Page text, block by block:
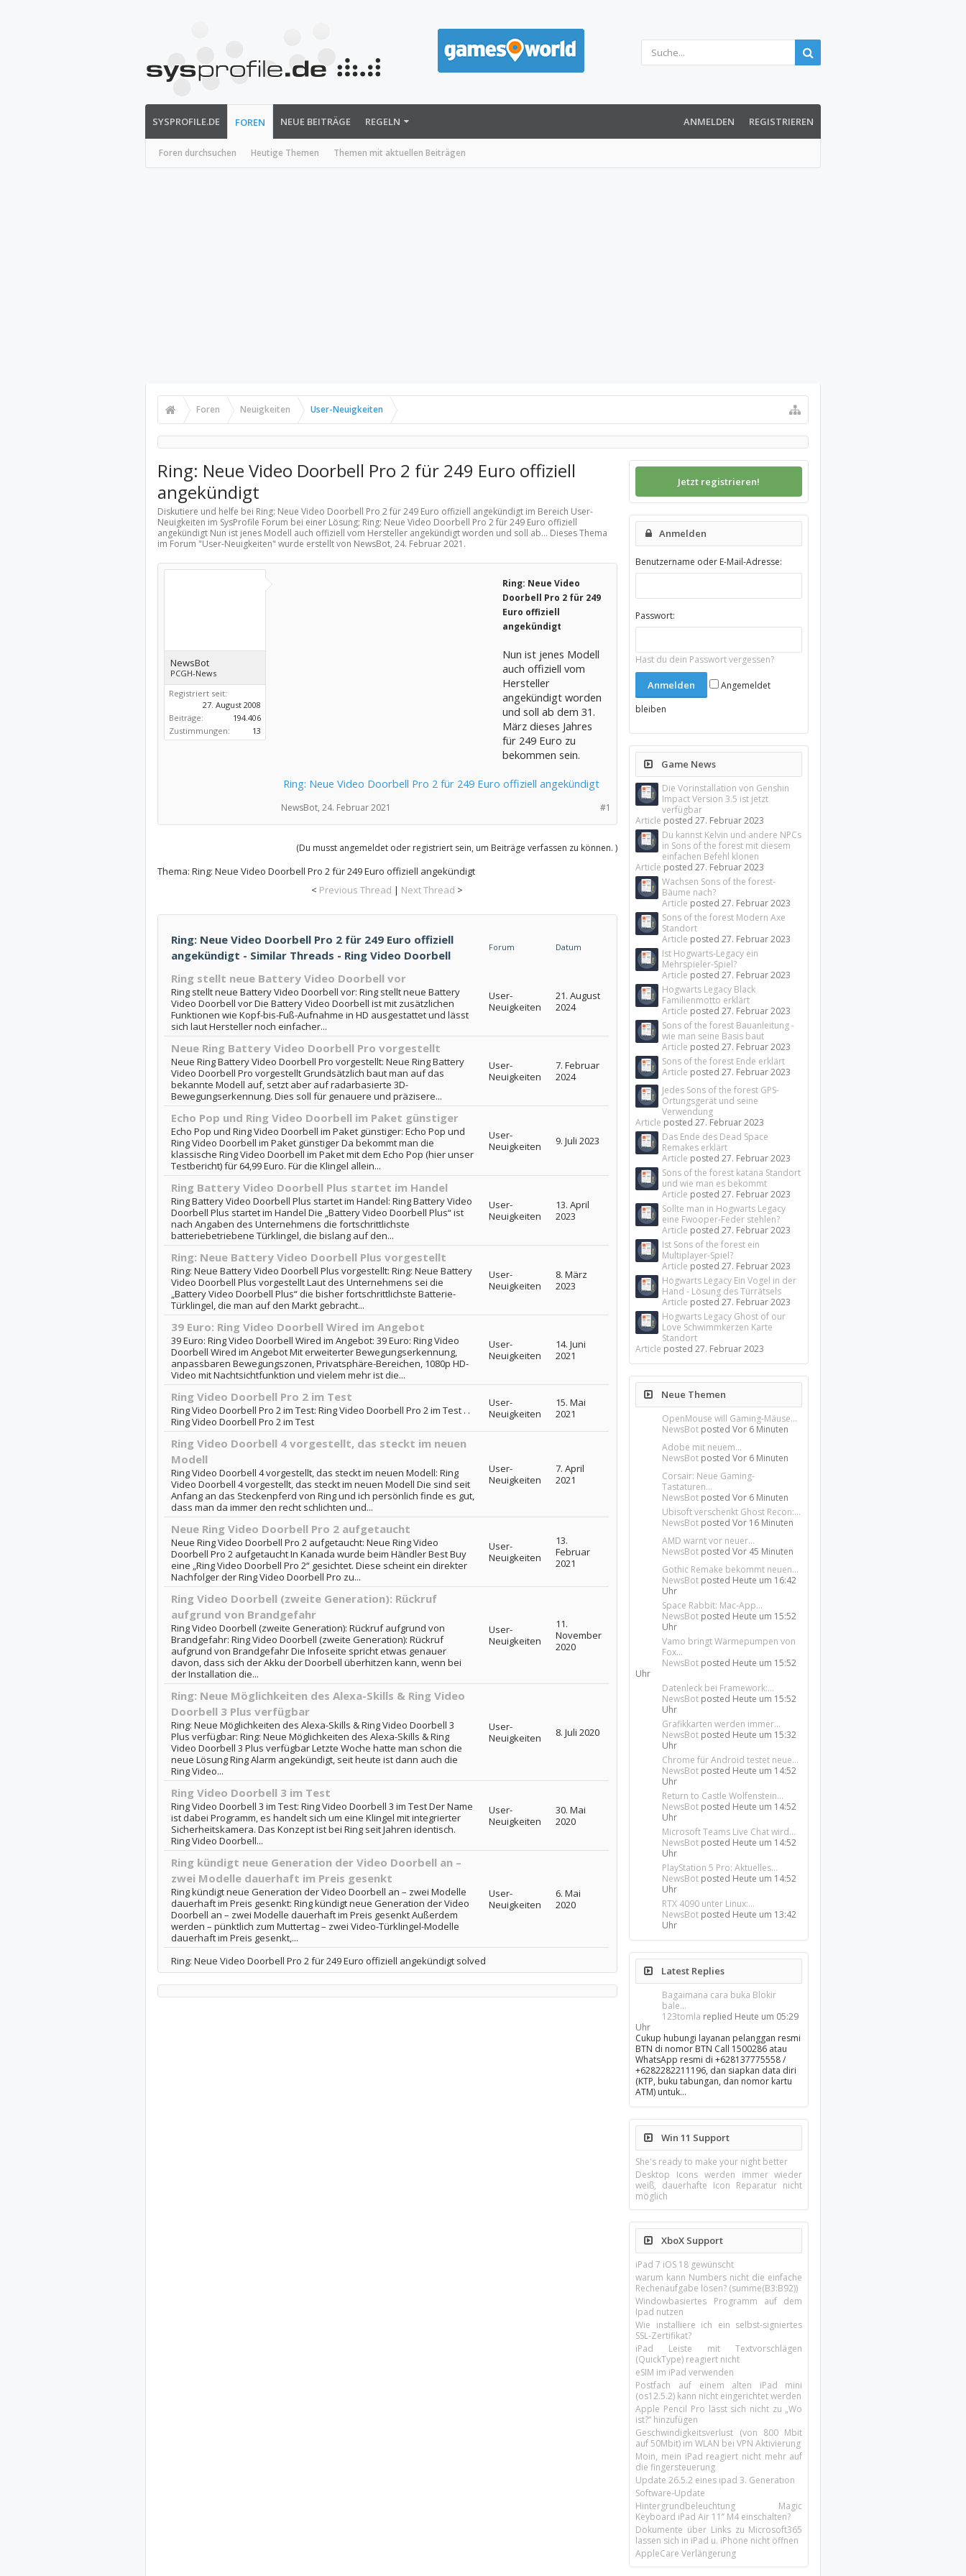
SYSPROFILE.DE FOREN
Foren durchsuchen Heutige Themen Themen mit aktuellen Beiträgen
NEUE BEITRÄGE REGELN ANMELDEN REGISTRIEREN
Foren Neuigkeiten User-Neuigkeiten
Ring: Neue Video Doorbell Pro 2 für 249 Euro offiziell
angekündigt
Diskutiere und helfe bei Ring: Neue Video Doorbell Pro 2 für 249 Euro offiziell angekündigt im Bereich User-
Neuigkeiten im SysProfile Forum bei einer Lösung; Ring: Neue Video Doorbell Pro 2 für 249 Euro offiziell
angekündigt Nun ist jenes Modell auch offiziell vom Hersteller angekündigt worden und soll ab... Dieses Thema
im Forum "User-Neuigkeiten" wurde erstellt von NewsBot, 24. Februar 2021 .
NewsBot
PCGH-News
Registriert seit:
27. August 2008
Beiträge:
194.406
Zustimmungen:
13
Ring: Neue Video
Doorbell Pro 2 für 249
Euro offiziell
angekündigt
Nun ist jenes Modell
auch offiziell vom
Hersteller
angekündigt worden
und soll ab dem 31.
März dieses Jahres
für 249 Euro zu
bekommen sein.
Ring: Neue Video Doorbell Pro 2 für 249 Euro offiziell angekündigt
#1
NewsBot, 24. Februar 2021
(Du musst angemeldet oder registriert sein, um Beiträge verfassen zu können. )
Thema: Ring: Neue Video Doorbell Pro 2 für 249 Euro offiziell angekündigt
< Previous Thread | Next Thread >
Ring: Neue Video Doorbell Pro 2 für 249 Euro offiziell
angekündigt - Similar Threads - Ring Video Doorbell
Forum Datum
Ring stellt neue Battery Video Doorbell vor
Ring stellt neue Battery Video Doorbell vor: Ring stellt neue Battery
Video Doorbell vor Die Battery Video Doorbell ist mit zusätzlichen
Funktionen wie Kopf-bis-Fuß-Aufnahme in HD ausgestattet und lässt
sich laut Hersteller noch einfacher...
User-
Neuigkeiten
21. August
2024
Neue Ring Battery Video Doorbell Pro vorgestellt
Neue Ring Battery Video Doorbell Pro vorgestellt: Neue Ring Battery
Video Doorbell Pro vorgestellt Grundsätzlich baut man auf das
bekannte Modell auf, setzt aber auf radarbasierte 3D-
Bewegungserkennung. Dies soll für genauere und präzisere...
User-
Neuigkeiten
7. Februar
2024
Echo Pop und Ring Video Doorbell im Paket günstiger
Echo Pop und Ring Video Doorbell im Paket günstiger: Echo Pop und
Ring Video Doorbell im Paket günstiger Da bekommt man die
klassische Ring Video Doorbell im Paket mit dem Echo Pop (hier unser
Testbericht) für 64,99 Euro. Für die Klingel allein...
User-
Neuigkeiten
9. Juli 2023
Ring Battery Video Doorbell Plus startet im Handel
Ring Battery Video Doorbell Plus startet im Handel: Ring Battery Video
Doorbell Plus startet im Handel Die „Battery Video Doorbell Plus“ ist
nach Angaben des Unternehmens die fortschrittlichste
batteriebetriebene Türklingel, die bislang auf den...
User-
Neuigkeiten
13. April
2023
Ring: Neue Battery Video Doorbell Plus vorgestellt
Ring: Neue Battery Video Doorbell Plus vorgestellt: Ring: Neue Battery
Video Doorbell Plus vorgestellt Laut des Unternehmens sei die
„Battery Video Doorbell Plus“ die bisher fortschrittlichste Batterie-
Türklingel, die man auf den Markt gebracht...
User-
Neuigkeiten
8. März
2023
39 Euro: Ring Video Doorbell Wired im Angebot
39 Euro: Ring Video Doorbell Wired im Angebot: 39 Euro: Ring Video
Doorbell Wired im Angebot Mit erweiterter Bewegungserkennung,
anpassbaren Bewegungszonen, Privatsphäre-Bereichen, 1080p HD-
Video mit Nachtsichtfunktion und vielem mehr ist die...
User-
Neuigkeiten
14. Juni
2021
Ring Video Doorbell Pro 2 im Test
Ring Video Doorbell Pro 2 im Test: Ring Video Doorbell Pro 2 im Test . .
Ring Video Doorbell Pro 2 im Test
User-
Neuigkeiten
15. Mai
2021
Ring Video Doorbell 4 vorgestellt, das steckt im neuen
Modell
Ring Video Doorbell 4 vorgestellt, das steckt im neuen Modell: Ring
Video Doorbell 4 vorgestellt, das steckt im neuen Modell Die sind seit
Anfang an das Steckenpferd von Ring und ich persönlich finde es gut,
dass man da immer den recht schlichten und...
User-
Neuigkeiten
7. April
2021
Neue Ring Video Doorbell Pro 2 aufgetaucht
Neue Ring Video Doorbell Pro 2 aufgetaucht: Neue Ring Video
Doorbell Pro 2 aufgetaucht In Kanada wurde beim Händler Best Buy
eine „Ring Video Doorbell Pro 2“ gesichtet. Diese scheint ein direkter
Nachfolger der Ring Video Doorbell Pro zu...
User-
Neuigkeiten
13.
Februar
2021
Ring Video Doorbell (zweite Generation): Rückruf
aufgrund von Brandgefahr
Ring Video Doorbell (zweite Generation): Rückruf aufgrund von
Brandgefahr: Ring Video Doorbell (zweite Generation): Rückruf
aufgrund von Brandgefahr Die Infoseite spricht etwas genauer
davon, dass sich der Akku der Doorbell überhitzen kann, wenn bei
der Installation die...
User-
Neuigkeiten
11.
November
2020
Ring: Neue Möglichkeiten des Alexa-Skills & Ring Video
Doorbell 3 Plus verfügbar
Ring: Neue Möglichkeiten des Alexa-Skills & Ring Video Doorbell 3
Plus verfügbar: Ring: Neue Möglichkeiten des Alexa-Skills & Ring
Video Doorbell 3 Plus verfügbar Letzte Woche hatte man schon die
neue Lösung Ring Alarm angekündigt, seit heute ist dann auch die
Ring Video...
User-
Neuigkeiten
8. Juli 2020
Ring Video Doorbell 3 im Test
Ring Video Doorbell 3 im Test: Ring Video Doorbell 3 im Test Der Name
ist dabei Programm, es handelt sich um eine Klingel mit integrierter
Sicherheitskamera. Das Konzept ist bei Ring seit Jahren identisch.
Ring Video Doorbell...
User-
Neuigkeiten
30. Mai
2020
Ring kündigt neue Generation der Video Doorbell an –
zwei Modelle dauerhaft im Preis gesenkt
Ring kündigt neue Generation der Video Doorbell an – zwei Modelle
dauerhaft im Preis gesenkt: Ring kündigt neue Generation der Video
Doorbell an – zwei Modelle dauerhaft im Preis gesenkt Außerdem
werden – pünktlich zum Muttertag – zwei Video-Türklingel-Modelle
dauerhaft im Preis gesenkt,...
User-
Neuigkeiten
6. Mai
2020
Ring: Neue Video Doorbell Pro 2 für 249 Euro offiziell angekündigt solved
Jetzt registrieren!
Anmelden
Benutzername oder E-Mail-Adresse:
Passwort:
Hast du dein Passwort vergessen?
Angemeldet
bleiben
Game News
Die Vorinstallation von Genshin
Impact Version 3.5 ist jetzt
verfügbar
Article posted27. Februar 2023
Du kannst Kelvin und andere NPCs
in Sons of the forest mit diesem
einfachen Befehl klonen
Article posted27. Februar 2023
Wachsen Sons of the forest-
Bäume nach?
Article posted27. Februar 2023
Sons of the forest Modern Axe
Standort
Article posted27. Februar 2023
Ist Hogwarts-Legacy ein
Mehrspieler-Spiel?
Article posted27. Februar 2023
Hogwarts Legacy Black
Familienmotto erklärt
Article posted27. Februar 2023
Sons of the forest Bauanleitung -
wie man seine Basis baut
Article posted27. Februar 2023
Sons of the forest Ende erklärt
Article posted27. Februar 2023
Jedes Sons of the forest GPS-
Ortungsgerät und seine
Verwendung
Article posted27. Februar 2023
Das Ende des Dead Space
Remakes erklärt
Article posted27. Februar 2023
Sons of the forest katana Standort
und wie man es bekommt
Article posted27. Februar 2023
Sollte man in Hogwarts Legacy
eine Fwooper-Feder stehlen?
Article posted27. Februar 2023
Ist Sons of the forest ein
Multiplayer-Spiel?
Article posted27. Februar 2023
Hogwarts Legacy Ein Vogel in der
Hand - Lösung des Türrätsels
Article posted27. Februar 2023
Hogwarts Legacy Ghost of our
Love Schwimmkerzen Karte
Standort
Article posted27. Februar 2023
Neue Themen
OpenMouse will Gaming-Mäuse...
NewsBot postedVor 6 Minuten
Adobe mit neuem...
NewsBot postedVor 6 Minuten
Corsair: Neue Gaming-
Tastaturen...
NewsBot postedVor 6 Minuten
Ubisoft verschenkt Ghost Recon:...
NewsBot postedVor 16 Minuten
AMD warnt vor neuer...
NewsBot postedVor 45 Minuten
Gothic Remake bekommt neuen...
NewsBot posted Heute um 16:42
Uhr
Space Rabbit: Mac-App...
NewsBot posted Heute um 15:52
Uhr
Vamo bringt Wärmepumpen von
Fox...
NewsBot posted Heute um 15:52
Uhr
Datenleck bei Framework:...
NewsBot posted Heute um 15:52
Uhr
Grafikkarten werden immer...
NewsBot posted Heute um 15:32
Uhr
Chrome für Android testet neue...
NewsBot posted Heute um 14:52
Uhr
Return to Castle Wolfenstein...
NewsBot posted Heute um 14:52
Uhr
Microsoft Teams Live Chat wird...
NewsBot posted Heute um 14:52
Uhr
PlayStation 5 Pro: Aktuelles...
NewsBot posted Heute um 14:52
Uhr
RTX 4090 unter Linux:...
NewsBot posted Heute um 13:42
Uhr
Latest Replies
Bagaimana cara buka Blokir
bale...
123tomla replied Heute um 05:29
Uhr
Cukup hubungi layanan pelanggan resmi
BTN di nomor BTN Call 1500286 atau
WhatsApp resmi di +628137775558 /
+6282282211196, dan siapkan data diri
(KTP, buku tabungan, dan nomor kartu
ATM) untuk…
Win 11 Support
She's ready to make your night better
Desktop Icons werden immer wieder
weiß, dauerhafte Icon Reparatur nicht
möglich
XboX Support
iPad 7 iOS 18 gewünscht
warum kann Numbers nicht die einfache
Rechenaufgabe lösen? (summe(B3:B92))
Windowbasiertes Programm auf dem
Ipad nutzen
Wie installiere ich ein selbst-signiertes
SSL-Zertifikat?
iPad Leiste mit Textvorschlägen
(QuickType) reagiert nicht
eSIM im iPad verwenden
Postfach auf einem alten iPad mini
(os12.5.2) kann nicht eingerichtet werden
Apple Pencil Pro lässt sich nicht zu „Wo
ist?“ hinzufügen
Geschwindigkeitsverlust (von 800 Mbit
auf 50Mbit) im WLAN bei VPN Aktivierung
Moin, mein iPad reagiert nicht mehr auf
die fingersteuerung
Update 26.5.2 eines ipad 3. Generation
Software-Update
Hintergrundbeleuchtung Magic
Keyboard iPad Air 11’’ M4 einschalten?
Dokumente über Links zu Microsoft365
lassen sich in iPad u. iPhone nicht öffnen
AppleCare Verlängerung